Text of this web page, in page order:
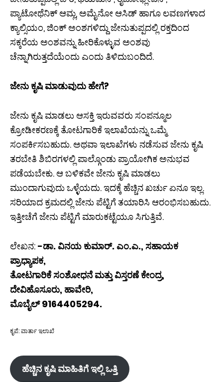
ಪ್ಯಾಟೋಥೆನಿಕ್ ಆಮ್ಲ, ಅಮೈನೋ ಆಸಿಡ್ ಹಾಗೂ ಲವಣಗಳಾದ
ಕ್ಯಾಲ್ಸಿಯಂ, ಜಿಂಕ್ ಅಂಶಗಳಿದ್ದು ಜೇನುತುಪ್ಪದಲ್ಲಿ ರಕ್ತದಿಂದ
ಸಕ್ಕರೆಯ ಅಂಶವನ್ನು ಹೀರಿಕೊಳ್ಳುವ ಅಂಶವು
ಚೆನ್ನಾಗಿರುತ್ತದೆಯೆಂದು ಎಂದು ತಿಳಿದುಬಂದಿದೆ.
ಜೇನು ಕೃಷಿ ಮಾಡುವುದು ಹೇಗೆ?
ಜೇನು ಕೃಷಿ ಮಾಡಲು ಆಸಕ್ತಿ ಇರುವವರು ಸಂಪನ್ಮೂಲ
ಕ್ರೋಡೀಕರಣಕ್ಕೆ ತೋಟಗಾರಿಕೆ ಇಲಾಖೆಯನ್ನು ಒಮ್ಮೆ
ಸಂಪರ್ಕಿಸಬಹುದು. ಅಥವಾ ಇಲಾಖೆಗಳು ನಡೆಸುವ ಜೇನು ಕೃಷಿ
ತರಬೇತಿ ಶಿಬಿರಗಳಲ್ಲಿ ಪಾಲ್ಗೊಂಡು ಪ್ರಾಯೋಗಿಕ ಅನುಭವ
ಪಡೆಯಬೇಕು. ಆ ಬಳಿಕವೇ ಜೇನು ಕೃಷಿ ಮಾಡಲು
ಮುಂದಾಗುವುದು ಒಳ್ಳೆಯದು. ಇದಕ್ಕೆ ಹೆಚ್ಚಿನ ಖರ್ಚು ಏನೂ ಇಲ್ಲ.
ಸರಿಯಾದ ಕ್ರಮದಲ್ಲಿ ಜೇನು ಪೆಟ್ಟಿಗೆ ತಯಾರಿಸಿ ಆರಂಭಿಸಬಹುದು.
ಇತ್ತೀಚೆಗೆ ಜೇನು ಪೆಟ್ಟಿಗೆ ಮಾರುಕಟ್ಟೆಯೂ ಸಿಗುತ್ತಿವೆ.
ಲೇಖನ: -ಡಾ. ವಿನಯ ಕುಮಾರ್. ಎಂ.ಎ., ಸಹಾಯಕ
ಪ್ರಾಧ್ಯಾಪಕ,
ತೋಟಗಾರಿಕೆ ಸಂಶೋಧನೆ ಮತ್ತು ವಿಸ್ತರಣೆ ಕೇಂದ್ರ,
ದೇವಿಹೊಸೂರು, ಹಾವೇರಿ,
ಮೊಬೈಲ್ 9164405294.
ಕೃಪೆ: ವಾರ್ತಾ ಇಲಾಖೆ
ಹೆಚ್ಚಿನ ಕೃಷಿ ಮಾಹಿತಿಗೆ ಇಲ್ಲಿ ಒತ್ತಿ